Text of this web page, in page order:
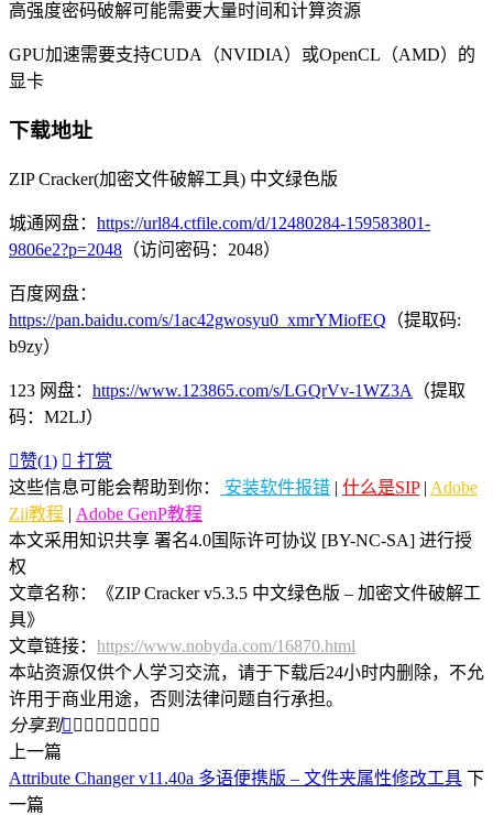
高强度密码破解可能需要大量时间和计算资源
GPU加速需要支持CUDA（NVIDIA）或OpenCL（AMD）的
显卡
下载地址
ZIP Cracker(加密文件破解工具) 中文绿色版
城通网盘： https://url84.ctfile.com/d/12480284-159583801-
9806e2?p=2048 （访问密码：2048）
百度网盘：
https://pan.baidu.com/s/1ac42gwosyu0_xmrYMiofEQ （提取码:
b9zy）
123 网盘： https://www.123865.com/s/LGQrVv-1WZ3A
（提取
码：M2LJ）
赞(1)  打赏
这些信息可能会帮助到你：
安装软件报错 | 什么是SIP| Adobe
Zii教程 | Adobe GenP教程
本文采用知识共享 署名4.0国际许可协议 [BY-NC-SA] 进行授
权
文章名称：《ZIP Cracker v5.3.5 中文绿色版 – 加密文件破解工
具》
文章链接： https://www.nobyda.com/16870.html
本站资源仅供个人学习交流，请于下载后24小时内删除，不允
许用于商业用途，否则法律问题自行承担。
分享到        
上一篇
Attribute Changer v11.40a 多语便携版 – 文件夹属性修改工具 下
一篇